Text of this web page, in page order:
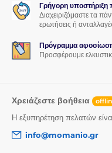
Γρήγορη υποστήριξη
Διαχειριζόμαστε τα
ερωτήσεις ή
Πρόγραμμα
Προσφέρουμε
Χρειάζεστε βοήθεια
Η εξυπηρέτηση πελατών
info@momanio.gr